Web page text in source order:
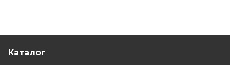
Каталог